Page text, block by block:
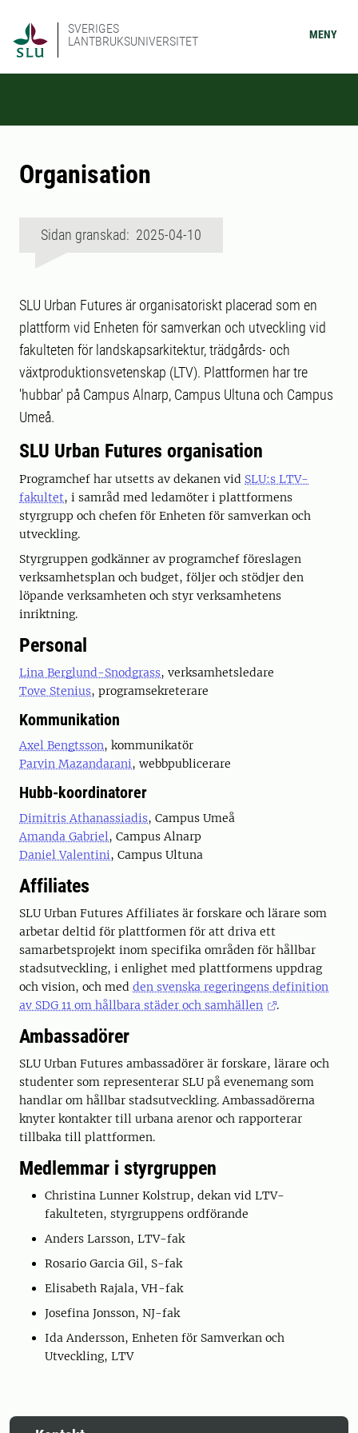
SVERIGES
LANTBRUKSUNIVERSITET
MENY
Organisation
Sidan granskad: 2025-04-10
SLU Urban Futures är organisatoriskt placerad som en
plattform vid Enheten för samverkan och utveckling vid
fakulteten för landskapsarkitektur, trädgårds- och
växtproduktionsvetenskap (LTV). Plattformen har tre
'hubbar' på Campus Alnarp, Campus Ultuna och Campus
Umeå.
SLU Urban Futures organisation
Programchef har utsetts av dekanen vid SLU:s LTV-
fakultet, i samråd med ledamöter i plattformens
styrgrupp och chefen för Enheten för samverkan och
utveckling.
Styrgruppen godkänner av programchef föreslagen
verksamhetsplan och budget, följer och stödjer den
löpande verksamheten och styr verksamhetens
inriktning.
Personal
Lina Berglund-Snodgrass, verksamhetsledare
Tove Stenius, programsekreterare
Kommunikation
Axel Bengtsson, kommunikatör
Parvin Mazandarani, webbpublicerare
Hubb-koordinatorer
Dimitris Athanassiadis, Campus Umeå
Amanda Gabriel, Campus Alnarp
Daniel Valentini, Campus Ultuna
Affiliates
SLU Urban Futures Affiliates är forskare och lärare som
arbetar deltid för plattformen för att driva ett
samarbetsprojekt inom specifika områden för hållbar
stadsutveckling, i enlighet med plattformens uppdrag
och vision, och med den svenska regeringens definition
av SDG 11 om hållbara städer och samhällen
.
Ambassadörer
SLU Urban Futures ambassadörer är forskare, lärare och
studenter som representerar SLU på evenemang som
handlar om hållbar stadsutveckling. Ambassadörerna
knyter kontakter till urbana arenor och rapporterar
tillbaka till plattformen.
Medlemmar i styrgruppen
Christina Lunner Kolstrup, dekan vid LTV-
fakulteten, styrgruppens ordförande
Anders Larsson, LTV-fak
Rosario Garcia Gil, S-fak
Elisabeth Rajala, VH-fak
Josefina Jonsson, NJ-fak
Ida Andersson, Enheten för Samverkan och
Utveckling, LTV